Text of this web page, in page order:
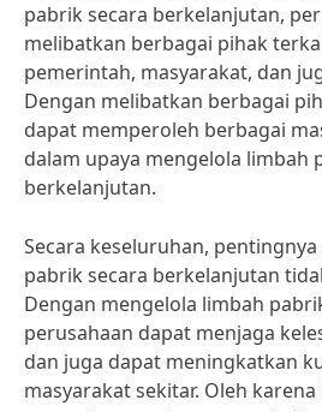
pabrik secara berkelanjutan,
melibatkan berbagai pihak
pemerintah, masyarakat, dan
Dengan melibatkan berbagai
dapat memperoleh berbagai
dalam upaya mengelola limbah
berkelanjutan.
Secara keseluruhan,
pabrik secara berkelanjutan
Dengan mengelola limbah
perusahaan dapat menjaga
dan juga dapat meningkatkan
masyarakat sekitar. Oleh